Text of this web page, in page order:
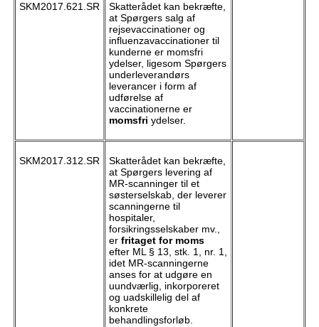
SKM2017.621.SR
Skatterådet kan bekræfte,
at Spørgers salg af
rejsevaccinationer og
influenzavaccinationer til
kunderne er momsfri
ydelser, ligesom Spørgers
underleverandørs
leverancer i form af
udførelse af
vaccinationerne er
momsfri ydelser.
SKM2017.312.SR
Skatterådet kan bekræfte,
at Spørgers levering af
MR-scanninger til et
søsterselskab, der leverer
scanningerne til
hospitaler,
forsikringsselskaber mv.,
er fritaget for moms
efter ML § 13, stk. 1, nr. 1,
idet MR-scanningerne
anses for at udgøre en
uundværlig, inkorporeret
og uadskillelig del af
konkrete
behandlingsforløb.